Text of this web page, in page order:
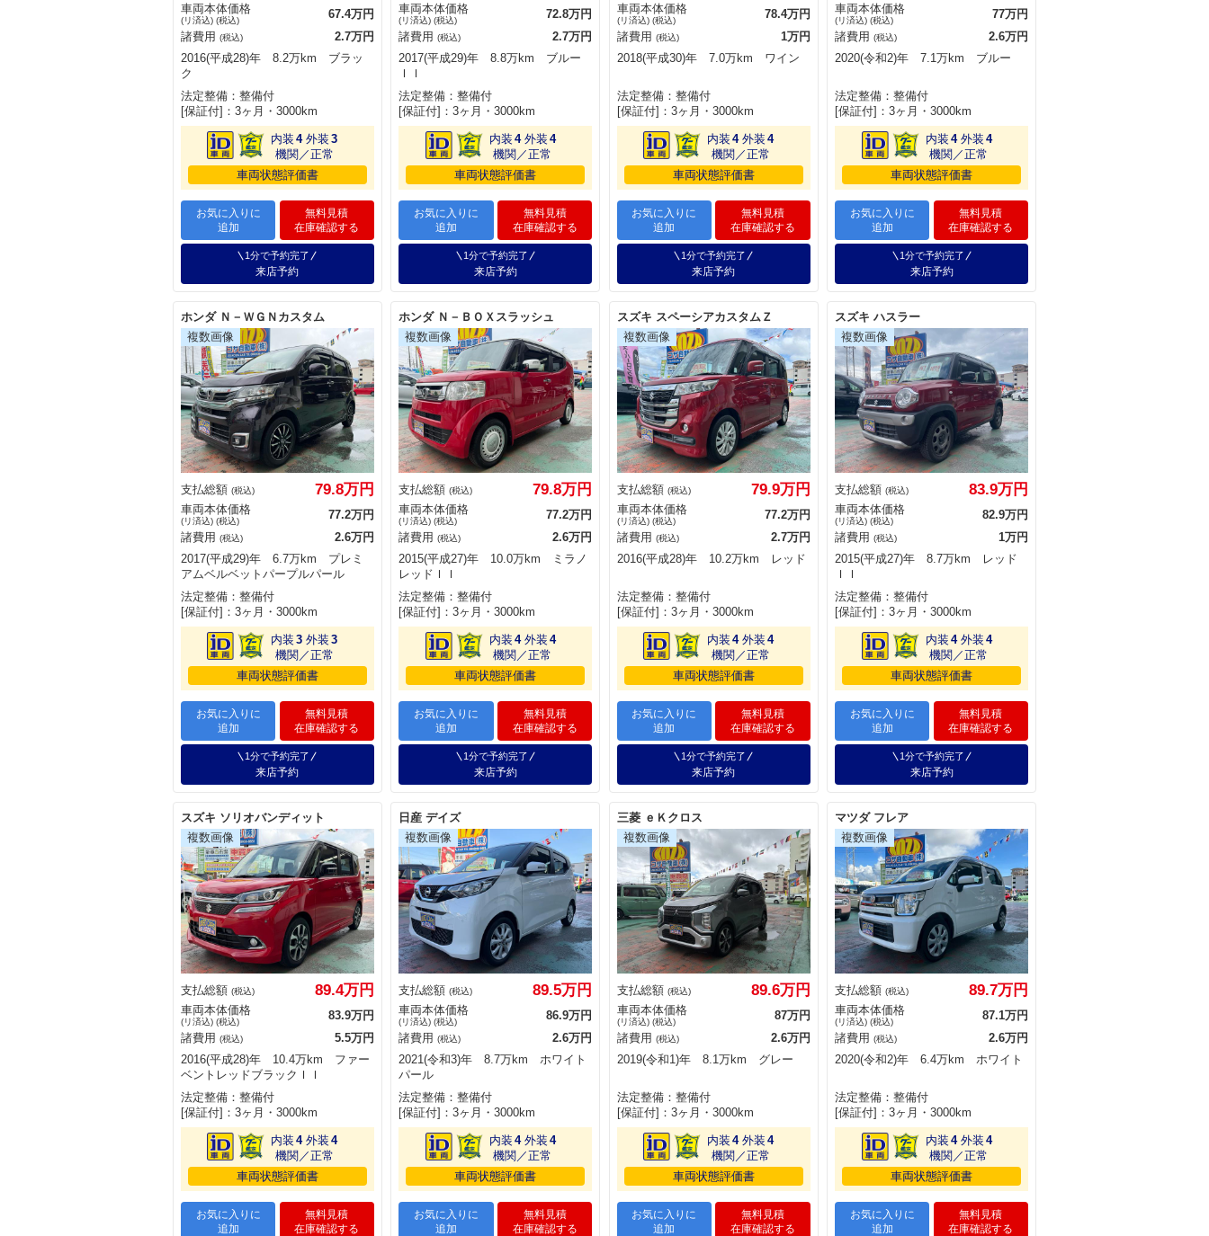
車両本体価格
(リ済込) (税込)
67.4万円
諸費用 (税込)
2.7万円
2016(平成28)年 8.2万km ブラッ
ク
法定整備：整備付
[保証付]：3ヶ月・3000km
内装 4 外装 3
機関／正常
車両状態評価書
お気に入りに
追加
無料見積
在庫確認する
1分で予約完了
来店予約
車両本体価格
(リ済込) (税込)
72.8万円
諸費用 (税込)
2.7万円
2017(平成29)年 8.8万km ブルー
ＩＩ
法定整備：整備付
[保証付]：3ヶ月・3000km
内装 4 外装 4
機関／正常
車両状態評価書
お気に入りに
追加
無料見積
在庫確認する
1分で予約完了
来店予約
車両本体価格
(リ済込) (税込)
78.4万円
諸費用 (税込)
1万円
2018(平成30)年 7.0万km ワイン
法定整備：整備付
[保証付]：3ヶ月・3000km
内装 4 外装 4
機関／正常
車両状態評価書
お気に入りに
追加
無料見積
在庫確認する
1分で予約完了
来店予約
車両本体価格
(リ済込) (税込)
77万円
諸費用 (税込)
2.6万円
2020(令和2)年 7.1万km ブルー
法定整備：整備付
[保証付]：3ヶ月・3000km
内装 4 外装 4
機関／正常
車両状態評価書
お気に入りに
追加
無料見積
在庫確認する
1分で予約完了
来店予約
ホンダ Ｎ－ＷＧＮカスタム
支払総額 (税込) 79.8万円
車両本体価格
(リ済込) (税込)
77.2万円
諸費用 (税込)
2.6万円
2017(平成29)年 6.7万km プレミ
アムベルベットパープルパール
法定整備：整備付
[保証付]：3ヶ月・3000km
内装 3 外装 3
機関／正常
車両状態評価書
お気に入りに
追加
無料見積
在庫確認する
1分で予約完了
来店予約
ホンダ Ｎ－ＢＯＸスラッシュ
支払総額 (税込) 79.8万円
車両本体価格
(リ済込) (税込)
77.2万円
諸費用 (税込)
2.6万円
2015(平成27)年 10.0万km ミラノ
レッドＩＩ
法定整備：整備付
[保証付]：3ヶ月・3000km
内装 4 外装 4
機関／正常
車両状態評価書
お気に入りに
追加
無料見積
在庫確認する
1分で予約完了
来店予約
スズキ スペーシアカスタムＺ
支払総額 (税込) 79.9万円
車両本体価格
(リ済込) (税込)
77.2万円
諸費用 (税込)
2.7万円
2016(平成28)年 10.2万km レッド
法定整備：整備付
[保証付]：3ヶ月・3000km
内装 4 外装 4
機関／正常
車両状態評価書
お気に入りに
追加
無料見積
在庫確認する
1分で予約完了
来店予約
スズキ ハスラー
支払総額 (税込) 83.9万円
車両本体価格
(リ済込) (税込)
82.9万円
諸費用 (税込)
1万円
2015(平成27)年 8.7万km レッド
ＩＩ
法定整備：整備付
[保証付]：3ヶ月・3000km
内装 4 外装 4
機関／正常
車両状態評価書
お気に入りに
追加
無料見積
在庫確認する
1分で予約完了
来店予約
スズキ ソリオバンディット
支払総額 (税込) 89.4万円
車両本体価格
(リ済込) (税込)
83.9万円
諸費用 (税込)
5.5万円
2016(平成28)年 10.4万km ファー
ベントレッドブラックＩＩ
法定整備：整備付
[保証付]：3ヶ月・3000km
内装 4 外装 4
機関／正常
車両状態評価書
お気に入りに
追加
無料見積
在庫確認する
日産 デイズ
支払総額 (税込) 89.5万円
車両本体価格
(リ済込) (税込)
86.9万円
諸費用 (税込)
2.6万円
2021(令和3)年 8.7万km ホワイト
パール
法定整備：整備付
[保証付]：3ヶ月・3000km
内装 4 外装 4
機関／正常
車両状態評価書
お気に入りに
追加
無料見積
在庫確認する
三菱 ｅＫクロス
支払総額 (税込) 89.6万円
車両本体価格
(リ済込) (税込)
87万円
諸費用 (税込)
2.6万円
2019(令和1)年 8.1万km グレー
法定整備：整備付
[保証付]：3ヶ月・3000km
内装 4 外装 4
機関／正常
車両状態評価書
お気に入りに
追加
無料見積
在庫確認する
マツダ フレア
支払総額 (税込) 89.7万円
車両本体価格
(リ済込) (税込)
87.1万円
諸費用 (税込)
2.6万円
2020(令和2)年 6.4万km ホワイト
法定整備：整備付
[保証付]：3ヶ月・3000km
内装 4 外装 4
機関／正常
車両状態評価書
お気に入りに
追加
無料見積
在庫確認する